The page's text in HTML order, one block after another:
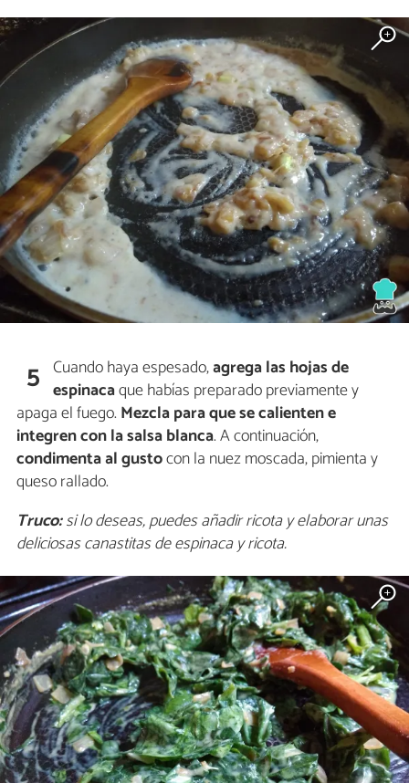
5 Cuando haya espesado,agrega las hojas de
espinacaque habías preparado previamente y
apaga el fuego. Mezcla para que se calienten e
integren con la salsa blanca. A continuación,
condimenta al gustocon la nuez moscada, pimienta y
queso rallado.
Truco:si lo deseas, puedes añadir ricota y elaborar unas
deliciosas canastitas de espinaca y ricota.